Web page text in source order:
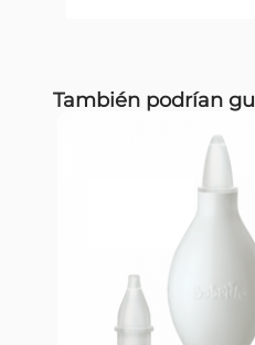
Por favor, inicia
Más
No hay
También podrían